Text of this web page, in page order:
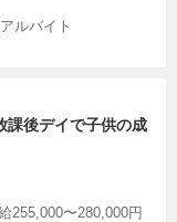
アルバイト
課後デイで子供の成
255,000〜280,000円